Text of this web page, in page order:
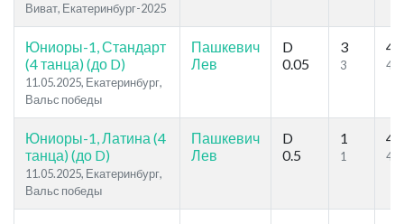
Виват, Екатеринбург-2025
Юниоры-1, Стандарт
(4 танца) (до D)
11.05.2025, Екатеринбург,
Вальс победы
Пашкевич
Лев
D
0.05
3
3
4
4
Юниоры-1, Латина (4
танца) (до D)
11.05.2025, Екатеринбург,
Вальс победы
Пашкевич
Лев
D
0.5
1
1
4
4